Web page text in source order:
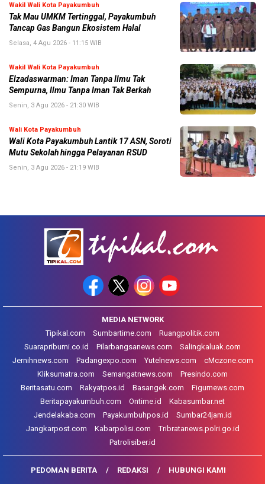
Wakil Wali Kota Payakumbuh
Tak Mau UMKM Tertinggal, Payakumbuh
Tancap Gas Bangun Ekosistem Halal
Selasa, 4 Agu 2026 - 11:15 WIB
Wakil Wali Kota Payakumbuh
Elzadaswarman: Iman Tanpa Ilmu Tak
Sempurna, Ilmu Tanpa Iman Tak Berkah
Senin, 3 Agu 2026 - 21:30 WIB
Wali Kota Payakumbuh
Wali Kota Payakumbuh Lantik 17 ASN, Soroti
Mutu Sekolah hingga Pelayanan RSUD
Senin, 3 Agu 2026 - 21:19 WIB
MEDIA NETWORK
Tipikal.com
Sumbartime.com
Ruangpolitik.com
Suarapribumi.co.id
Pilarbangsanews.com
Salingkaluak.com
Jernihnews.com
Padangexpo.com Yutelnews.com
cMczone.com
Kliksumatra.com
Semangatnews.com
Presindo.com
Beritasatu.com
Rakyatpos.id Basangek.com
Figurnews.com
Beritapayakumbuh.com
Ontime.id
Kabasumbar.net
Jendelakaba.com
Payakumbuhpos.id
Sumbar24jam.id
Jangkarpost.com
Kabarpolisi.com
Tribratanews.polri.go.id
Patrolisiber.id
PEDOMAN BERITA REDAKSI HUBUNGI KAMI